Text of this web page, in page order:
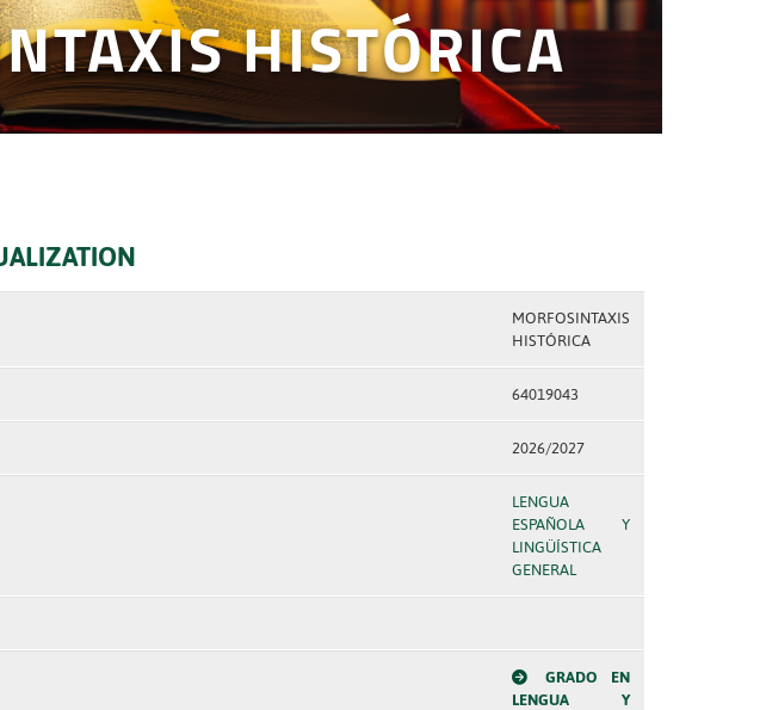
HISTÓRICA
MORFOSINTAXIS
HISTÓRICA
64019043
2026/2027
LENGUA
ESPAÑOLA Y
LINGÜÍSTICA
GENERAL
GRADO EN
LENGUA Y